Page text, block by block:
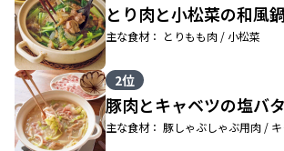
とり肉と小松菜の和風鍋
主な食材： とりもも肉 / 小松菜
2位
豚肉とキャベツの塩バ
主な食材： 豚しゃぶしゃぶ用肉 /